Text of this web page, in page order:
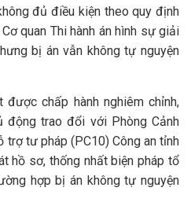
đủ điều kiện theo quy định
quan Thi hành án hình sự giải
bị án vẫn không tự nguyện
chấp hành nghiêm chỉnh,
động trao đổi với Phòng Cảnh
trợ tư pháp (PC10) Công an tỉnh
hồ sơ, thống nhất biện pháp tổ
hợp bị án không tự nguyện